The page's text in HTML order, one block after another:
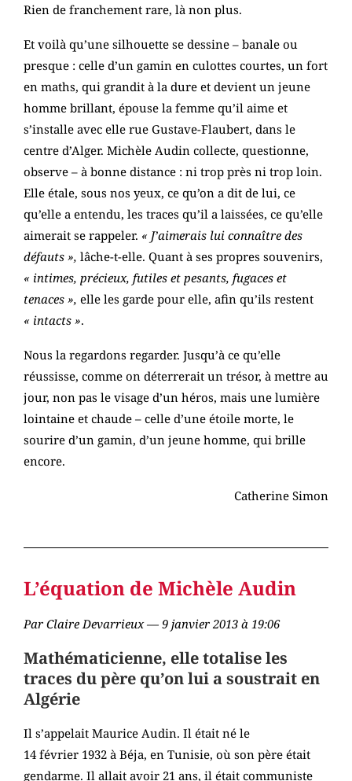
Rien de franchement rare, là non plus.
Et voilà qu’une silhouette se dessine – banale ou
presque : celle d’un gamin en culottes courtes, un fort
en maths, qui grandit à la dure et devient un jeune
homme brillant, épouse la femme qu’il aime et
s’installe avec elle rue Gustave-Flaubert, dans le
centre d’Alger. Michèle Audin collecte, questionne,
observe – à bonne distance : ni trop près ni trop loin.
Elle étale, sous nos yeux, ce qu’on a dit de lui, ce
qu’elle a entendu, les traces qu’il a laissées, ce qu’elle
aimerait se rappeler. « J’aimerais lui connaître des
défauts », lâche-t-elle. Quant à ses propres souvenirs,
« intimes, précieux, futiles et pesants, fugaces et
tenaces », elle les garde pour elle, afin qu’ils restent
« intacts ».
Nous la regardons regarder. Jusqu’à ce qu’elle
réussisse, comme on déterrerait un trésor, à mettre au
jour, non pas le visage d’un héros, mais une lumière
lointaine et chaude – celle d’une étoile morte, le
sourire d’un gamin, d’un jeune homme, qui brille
encore.
Catherine Simon
L’équation de Michèle Audin
Par Claire Devarrieux— 9 janvier 2013 à 19:06
Mathématicienne, elle totalise les
traces du père qu’on lui a soustrait en
Algérie
Il s’appelait Maurice Audin. Il était né le
14 février 1932 à Béja, en Tunisie, où son père était
gendarme. Il allait avoir 21 ans, il était communiste